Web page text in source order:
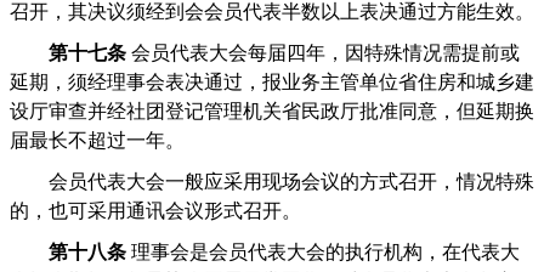
召开，其决议须经到会会员代表半数以上表决通过方能生效。
第十七条 会员代表大会每届四年，因特殊情况需提前或
延期，须经理事会表决通过，报业务主管单位省住房和城乡建
设厅审查并经社团登记管理机关省民政厅批准同意，但延期换
届最长不超过一年。
会员代表大会一般应采用现场会议的方式召开，情况特殊
的，也可采用通讯会议形式召开。
第十八条 理事会是会员代表大会的执行机构，在代表大